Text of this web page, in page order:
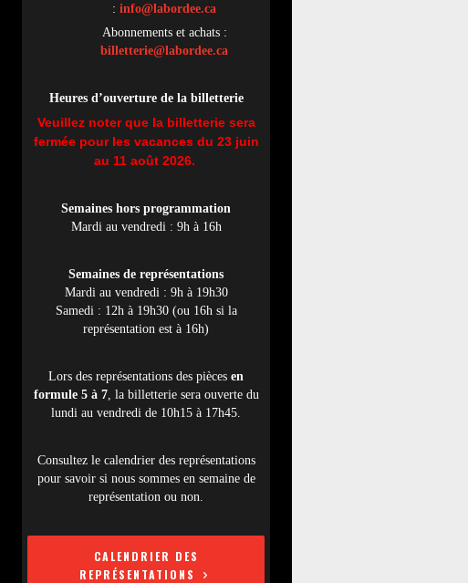
: info@labordee.ca
Abonnements et achats :
billetterie@labordee.ca
Heures d’ouverture de la billetterie
Veuillez noter que la billetterie sera
fermée pour les vacances du 23 juin
au 11 août 2026.
Semaines hors programmation
Mardi au vendredi : 9h à 16h
Semaines de représentations
Mardi au vendredi : 9h à 19h30
Samedi : 12h à 19h30 (ou 16h si la
représentation est à 16h)
Lors des représentations des pièces en
formule 5 à 7, la billetterie sera ouverte du
lundi au vendredi de 10h15 à 17h45.
Consultez le calendrier des représentations
pour savoir si nous sommes en semaine de
représentation ou non.
CALENDRIER DES
REPRÉSENTATIONS